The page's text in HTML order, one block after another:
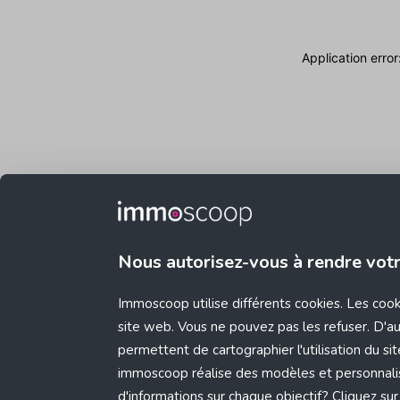
Nous autorisez-vous à rendre
Immoscoop utilise différents cookies. Les
site web. Vous ne pouvez pas les refuser.
permettent de cartographier l'utilisation du
immoscoop réalise des modèles et
d'informations sur chaque objectif? Cliquez
Application